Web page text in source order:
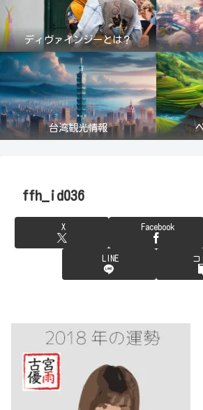
ディヴァインジーとは？
台湾観光情報
ffh_id036
X Facebook
LINE コ